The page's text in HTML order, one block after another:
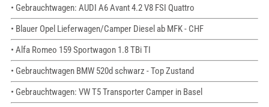
• Gebrauchtwagen: AUDI A6 Avant 4.2 V8 FSI Quattro
• Blauer Opel Lieferwagen/Camper Diesel ab MFK - CHF
• Alfa Romeo 159 Sportwagon 1.8 TBi TI
• Gebrauchtwagen BMW 520d schwarz - Top Zustand
• Gebrauchtwagen: VW T5 Transporter Camper in Basel